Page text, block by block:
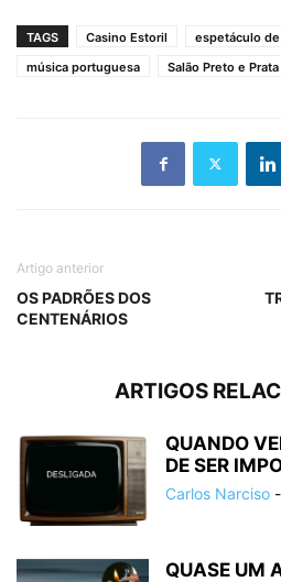
TAGS Casino Estoril
espetáculo
música portuguesa
Salão Preto e Prata
Artigo anterior
OS PADRÕES DOS
CENTENÁRIOS
ARTIGOS
QUANDO
DE SER
Carlos Narciso -
QUASE UM